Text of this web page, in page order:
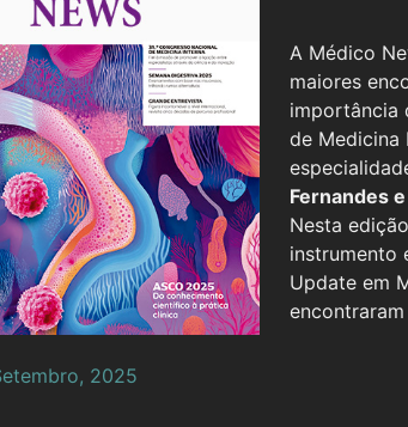
2025
A Médico
maiores
importância
de Medicina
Fernandes
Nesta
instrumento
Update em